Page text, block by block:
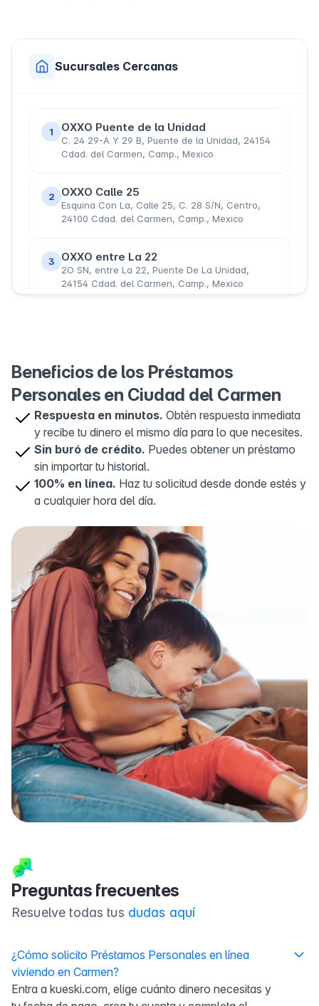
Sucursales Cercanas
1 OXXO Puente de la Unidad
C. 24 29-A Y 29 B, Puente de la Unidad, 24154
Cdad. del Carmen, Camp., Mexico
2 OXXO Calle 25
Esquina Con La, Calle 25, C. 28 S/N, Centro,
24100 Cdad. del Carmen, Camp., Mexico
3 OXXO entre La 22
2O SN, entre La 22, Puente De La Unidad,
24154 Cdad. del Carmen, Camp., Mexico
5 OXXO Av. Aviacion
Francisco Villa Y Las Americas 182, Av. Aviacion,
Francisco I. Madero, 24190 Cdad. del Carmen,
Camp., Mexico
Beneficios de los Préstamos
Personales en Ciudad del Carmen
Respuesta en minutos. Obtén respuesta inmediata
y recibe tu dinero el mismo día para lo que necesites.
Sin buró de crédito. Puedes obtener un préstamo
sin importar tu historial.
100% en línea. Haz tu solicitud desde donde estés y
a cualquier hora del día.
Preguntas frecuentes
Resuelve todas tus dudas aquí
¿Cómo solicito Préstamos Personales en línea
viviendo en Carmen?
Entra a kueski.com, elige cuánto dinero necesitas y